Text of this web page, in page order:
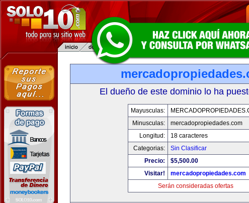
El dueño de este dominio lo ha
Mayusculas:
Minusculas:
mercadopropiedades.com
Longitud:
18 caracteres
Categorias:
Sin Clasificar
Precio:
$5,500.00
Visitar!
mercadopropiedades.com
Serán consideradas ofertas